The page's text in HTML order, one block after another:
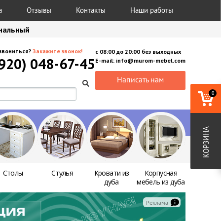
Отзывы Контакты Наши работы
с 08:00 до 20:00 без выходных
E-mail: info@murom-mebel.com
Написать нам
Закажите звонок!
048-67-45
Столы Стулья
Кровати из
дуба
Корпусная
мебель из дуба
0
КОРЗИНА